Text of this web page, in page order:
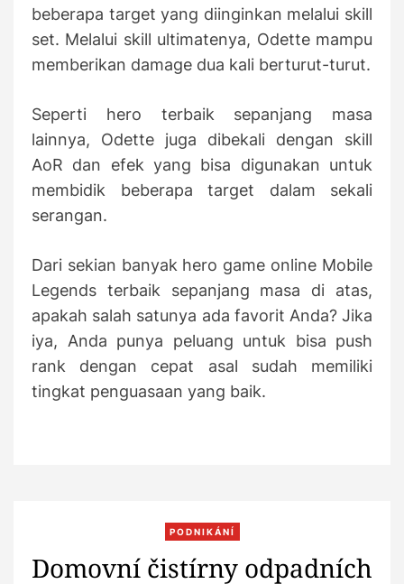
beberapa target yang diinginkan melalui skill
set. Melalui skill ultimatenya, Odette mampu
memberikan damage dua kali berturut-turut.
Seperti hero terbaik sepanjang masa
lainnya, Odette juga dibekali dengan skill
AoR dan efek yang bisa digunakan untuk
membidik beberapa target dalam sekali
serangan.
Dari sekian banyak hero game online Mobile
Legends terbaik sepanjang masa di atas,
apakah salah satunya ada favorit Anda? Jika
iya, Anda punya peluang untuk bisa push
rank dengan cepat asal sudah memiliki
tingkat penguasaan yang baik.
C
t
PODNIKÁNÍ
Domovní čistírny odpadních